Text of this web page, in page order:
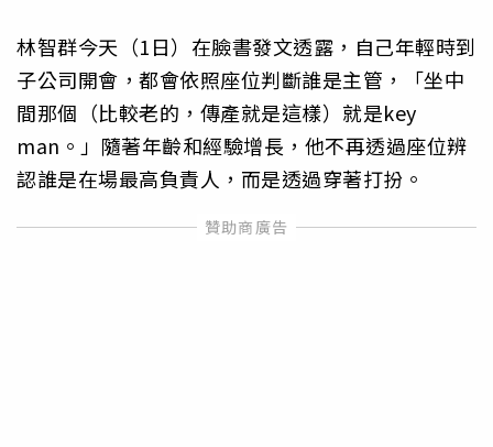
林智群今天（1日）在臉書發文透露，自己年輕時到
子公司開會，都會依照座位判斷誰是主管，「坐中
間那個（比較老的，傳產就是這樣）就是key
man。」隨著年齡和經驗增長，他不再透過座位辨
認誰是在場最高負責人，而是透過穿著打扮。